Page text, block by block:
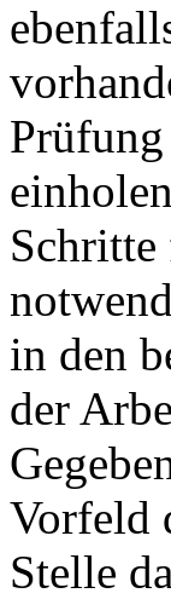
Schritte
in den
der
Vorfeld
Stelle